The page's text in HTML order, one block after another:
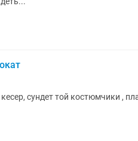
сундет той костюмчики ,